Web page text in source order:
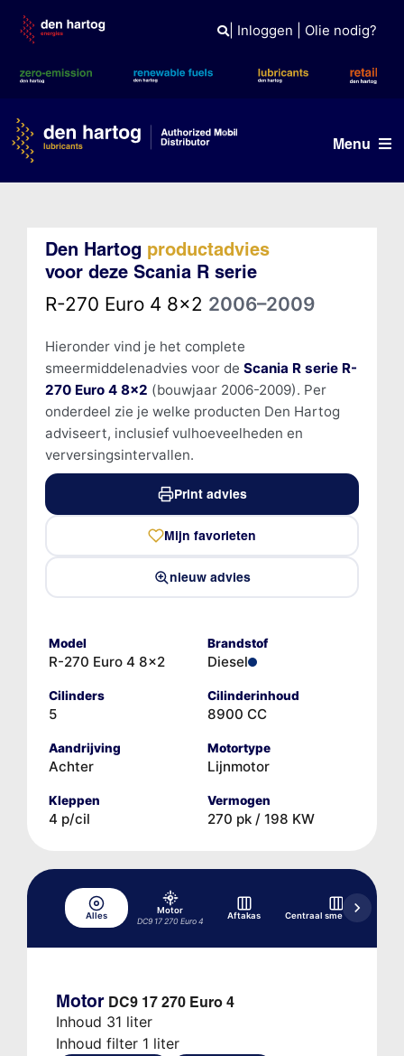
content
| Inloggen Olie nodig?
Menu
Producten
Kennisbank
Den Hartog productadvies
voor deze Scania R serie
R-270 Euro 4 8x2 2006–2009
Hieronder vind je het complete
smeermiddelenadvies voor de Scania R serie R-
270 Euro 4 8x2 (bouwjaar 2006-2009). Per
onderdeel zie je welke producten Den Hartog
adviseert, inclusief vulhoeveelheden en
verversingsintervallen.
Print advies
Mijn favorieten
nieuw advies
Model
R-270 Euro 4 8x2
Brandstof
Diesel
Cilinders
5
Cilinderinhoud
8900 CC
Aandrijving
Achter
Motortype
Lijnmotor
Kleppen
4 p/cil
Vermogen
270 pk / 198 KW
Alles
Motor
DC9 17 270 Euro 4
Aftakas Centraal smeersysteem
Motor DC9 17 270 Euro 4
Inhoud 31 liter
Inhoud filter 1 liter